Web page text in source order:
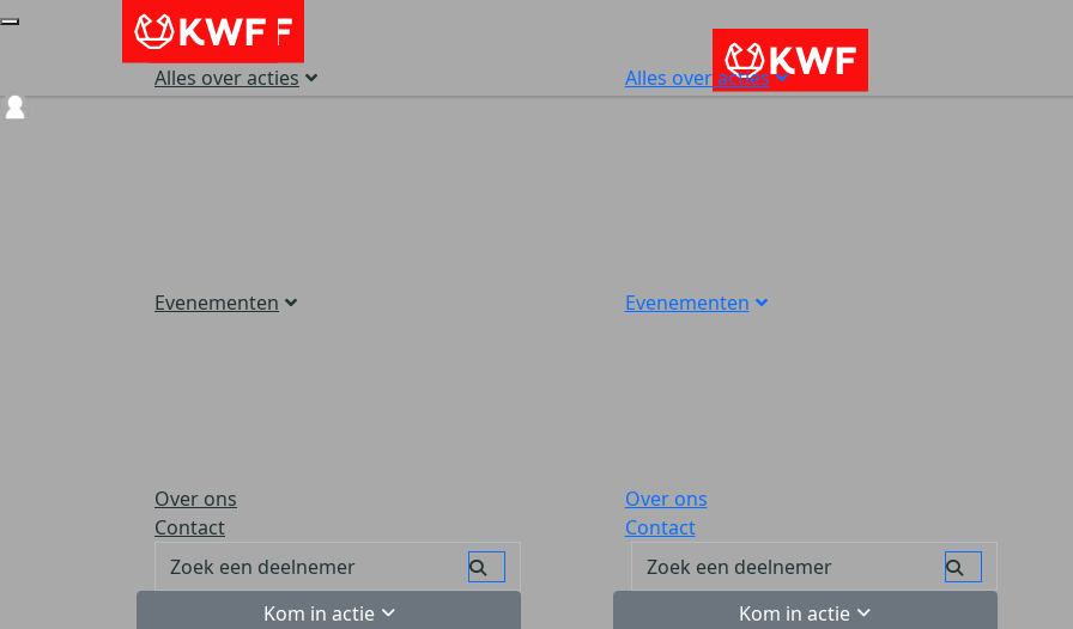
Alles over acties
Evenementen
Over ons
Contact
Kom in actie
Alles over acties
Evenementen
Over ons
Contact
Kom in actie